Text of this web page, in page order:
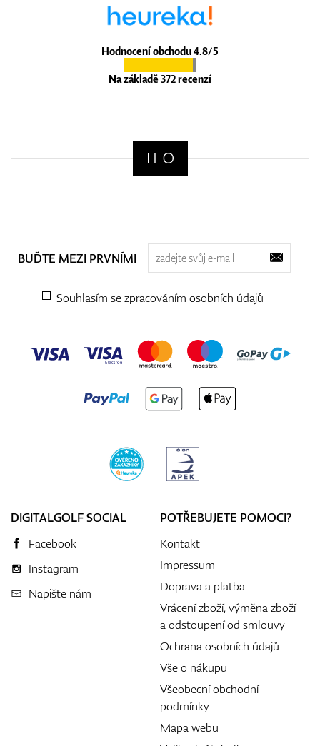
Hodnocení obchodu 4.8/5
Na základě 372 recenzí
BUĎTE MEZI PRVNÍMI
Souhlasím se zpracováním osobních údajů
DIGITALGOLF SOCIAL
Facebook
Instagram
Napište nám
POTŘEBUJETE POMOCI?
Kontakt
Impressum
Doprava a platba
Vrácení zboží, výměna zboží
a odstoupení od smlouvy
Ochrana osobních údajů
Vše o nákupu
Všeobecní obchodní
podmínky
Mapa webu